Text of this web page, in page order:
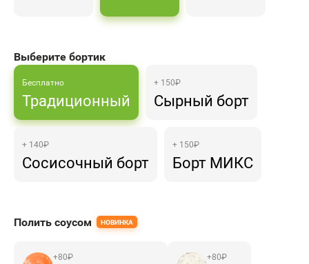
Выберите бортик
Бесплатно
Традиционный
+ 150₽
Сырный борт
+ 140₽
Сосисочный борт
+ 150₽
Борт МИКС
Полить соусом НОВИНКА
+80₽ +80₽